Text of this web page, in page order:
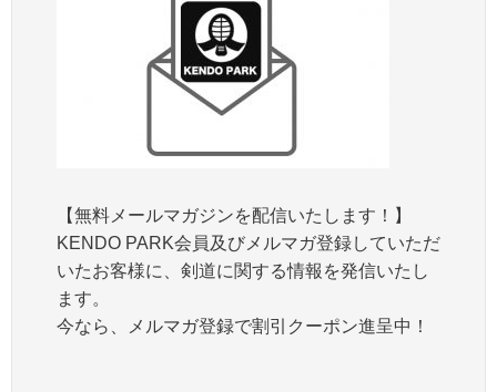
【無料メールマガジンを配信いたします！】
KENDO PARK会員及びメルマガ登録していただ
いたお客様に、剣道に関する情報を発信いたし
ます。
今なら、メルマガ登録で割引クーポン進呈中！